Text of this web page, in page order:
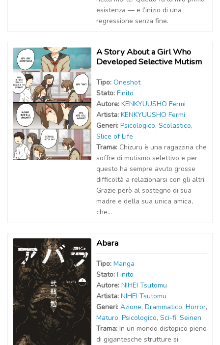
esistenza — e l’inizio di una
regressione senza fine.
A Story About a Girl Who
Developed Selective Mutism
Tipo: Oneshot
Stato: Finito
Autore: KENKYUUSHO Fermi
Artista: KENKYUUSHO Fermi
Generi: Psicologico, Scolastico,
Slice of Life
Trama: Chizuru è una ragazzina che
soffre di mutismo selettivo e per
questo ha sempre avuto grosse
difficoltà a relazionarsi con gli altri.
Grazie però al sostegno di sua
madre e della sua unica amica,
che...
Abara
Tipo: Manga
Stato: Finito
Autore: NIHEI Tsutomu
Artista: NIHEI Tsutomu
Generi: Azione, Drammatico, Horror,
Maturo, Psicologico, Sci-fi, Seinen
Trama: In un mondo distopico pieno
di gigantesche strutture si